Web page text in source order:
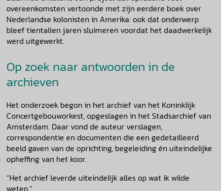
overeenkomsten vertoonde met zijn eerdere boek over
Nederlandse kolonisten in Amerika: ook dat onderwerp
bleef tientallen jaren sluimeren voordat het daadwerkelijk
werd uitgewerkt.
Op zoek naar antwoorden in de
archieven
Het onderzoek begon in het archief van het Koninklijk
Concertgebouworkest, opgeslagen in het Stadsarchief van
Amsterdam. Daar vond de auteur verslagen,
correspondentie en documenten die een gedetailleerd
beeld gaven van de oprichting, begeleiding én uiteindelijke
opheffing van het koor.
“Het archief leverde uiteindelijk alles op wat ik wilde
weten.”